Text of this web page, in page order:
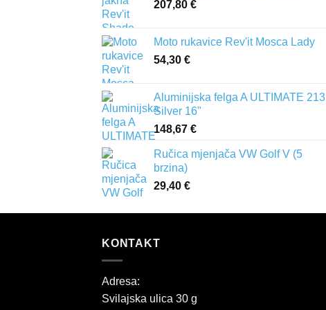
207,80 €
Moto rukavice Rev'it Mosca Lady
54,30 €
Aluminijska felga A ULTIMATE 213
Silver 16"
148,67 €
Ručica mjenjača VW Golf V (5
brzina)
29,40 €
KONTAKT
Adresa:
Svilajska ulica 30 g